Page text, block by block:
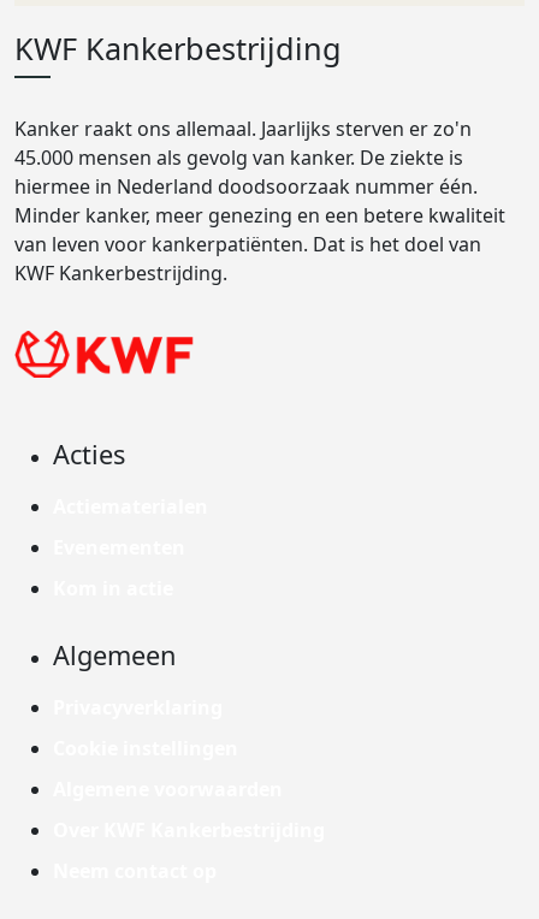
KWF Kankerbestrijding
Kanker raakt ons allemaal. Jaarlijks sterven er zo'n
45.000 mensen als gevolg van kanker. De ziekte is
hiermee in Nederland doodsoorzaak nummer één.
Minder kanker, meer genezing en een betere kwaliteit
van leven voor kankerpatiënten. Dat is het doel van
KWF Kankerbestrijding.
Acties
Algemeen